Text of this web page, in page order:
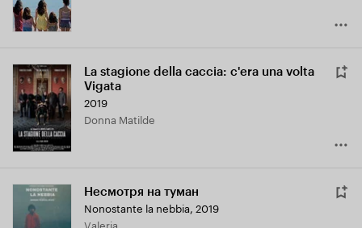
La stagione della caccia: c'era una volta
Vigata
2019
Donna Matilde
Несмотря на туман
Nonostante la nebbia, 2019
Valeria